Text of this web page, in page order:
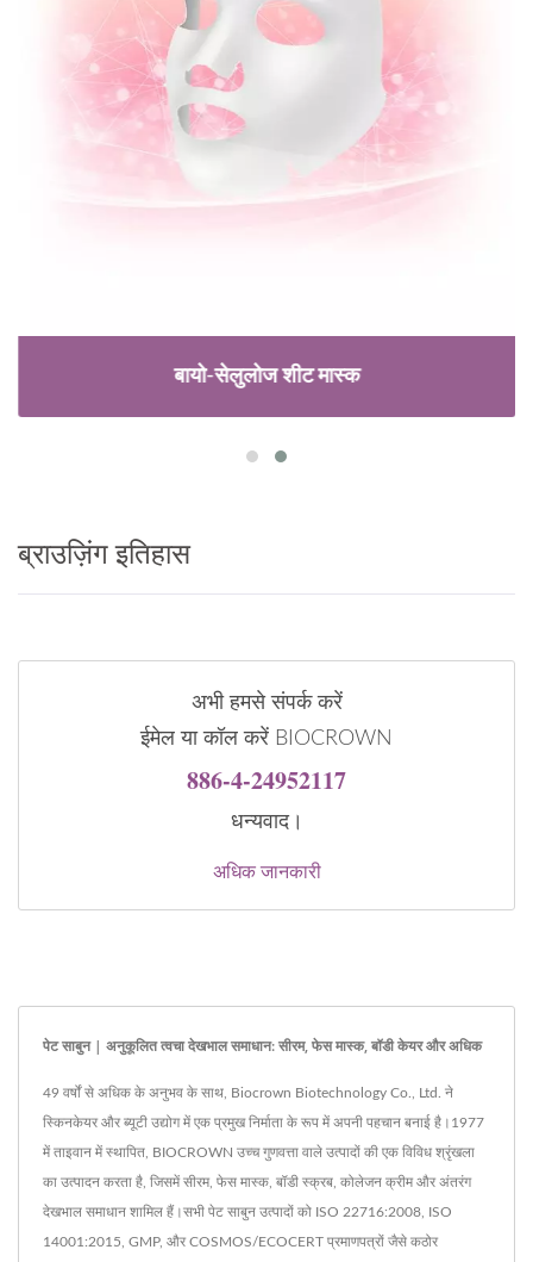
बायो-सेलुलोज शीट मास्क
ब्राउज़िंग इतिहास
अभी हमसे संपर्क करें
ईमेल या कॉल करें BIOCROWN
886-4-24952117
धन्यवाद।
अधिक जानकारी
पेट साबुन | अनुकूलित त्वचा देखभाल समाधान: सीरम, फेस मास्क, बॉडी केयर और अधिक
49 वर्षों से अधिक के अनुभव के साथ, Biocrown Biotechnology Co., Ltd. ने
स्किनकेयर और ब्यूटी उद्योग में एक प्रमुख निर्माता के रूप में अपनी पहचान बनाई है।1977
में ताइवान में स्थापित, BIOCROWN उच्च गुणवत्ता वाले उत्पादों की एक विविध श्रृंखला
का उत्पादन करता है, जिसमें सीरम, फेस मास्क, बॉडी स्क्रब, कोलेजन क्रीम और अंतरंग
देखभाल समाधान शामिल हैं।सभी पेट साबुन उत्पादों को ISO 22716:2008, ISO
14001:2015, GMP, और COSMOS/ECOCERT प्रमाणपत्रों जैसे कठोर